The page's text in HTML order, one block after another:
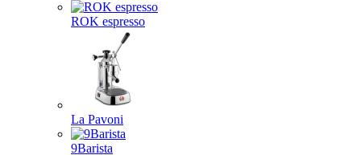
ROK espresso
La Pavoni
9Barista